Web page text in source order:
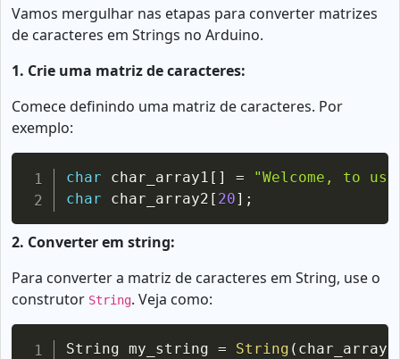
Vamos mergulhar nas etapas para converter matrizes
de caracteres em Strings no Arduino.
1. Crie uma matriz de caracteres:
Comece definindo uma matriz de caracteres. Por
exemplo:
char char_array1 [ ] =
"Welcome, to
char char_array2 [ 20] ;
2. Converter em string:
Para converter a matriz de caracteres em String, use o
construtor String. Veja como:
String my_string = String ( char_array1